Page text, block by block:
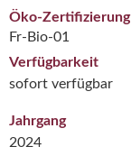
Öko-Zertifizierung
Fr-Bio-01
Verfügbarkeit
sofort verfügbar
Jahrgang
2024